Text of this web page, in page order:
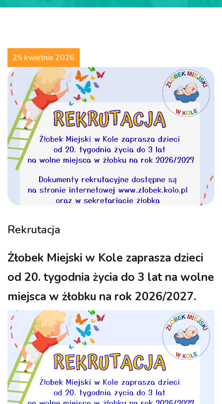
Rekrutacja
25 kwietnia 2026
Żłobek Miejski w Kole zaprasza dzieci
od 20. tygodnia życia do 3 lat na wolne
miejsca w żłobku na rok 2026/2027.